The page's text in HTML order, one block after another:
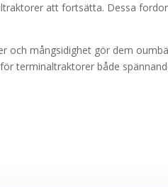
att fortsätta. Dessa
och mångsidighet gör dem
terminaltraktorer både